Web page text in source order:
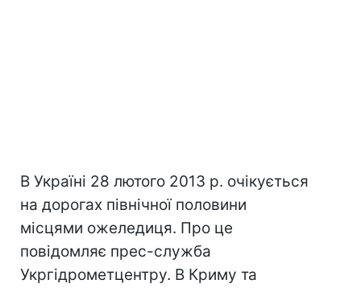
В Україні 28 лютого 2013 р. очікується
на дорогах північної половини
місцями ожеледиця. Про це
повідомляє прес-служба
Укргідрометцентру. В Криму та